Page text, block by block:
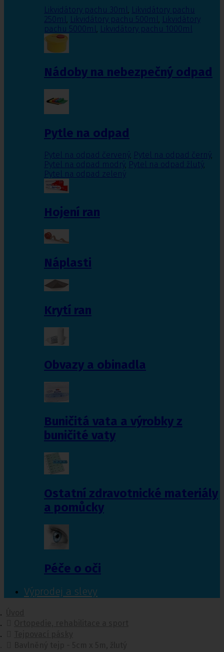
Likvidátory pachu 30ml, Likvidátory pachu
250ml, Likvidátory pachu 500ml, Likvidátory
pachu 5000ml, Likvidátory pachu 1000ml
Nádoby na nebezpečný odpad
Pytle na odpad
Pytel na odpad červený, Pytel na odpad černý,
Pytel na odpad modrý, Pytel na odpad žlutý,
Pytel na odpad zelený
Hojení ran
Náplasti
Krytí ran
Obvazy a obinadla
Buničitá vata a výrobky z
buničité vaty
Ostatní zdravotnické materiály
a pomůcky
Péče o oči
Výprodej a slevy